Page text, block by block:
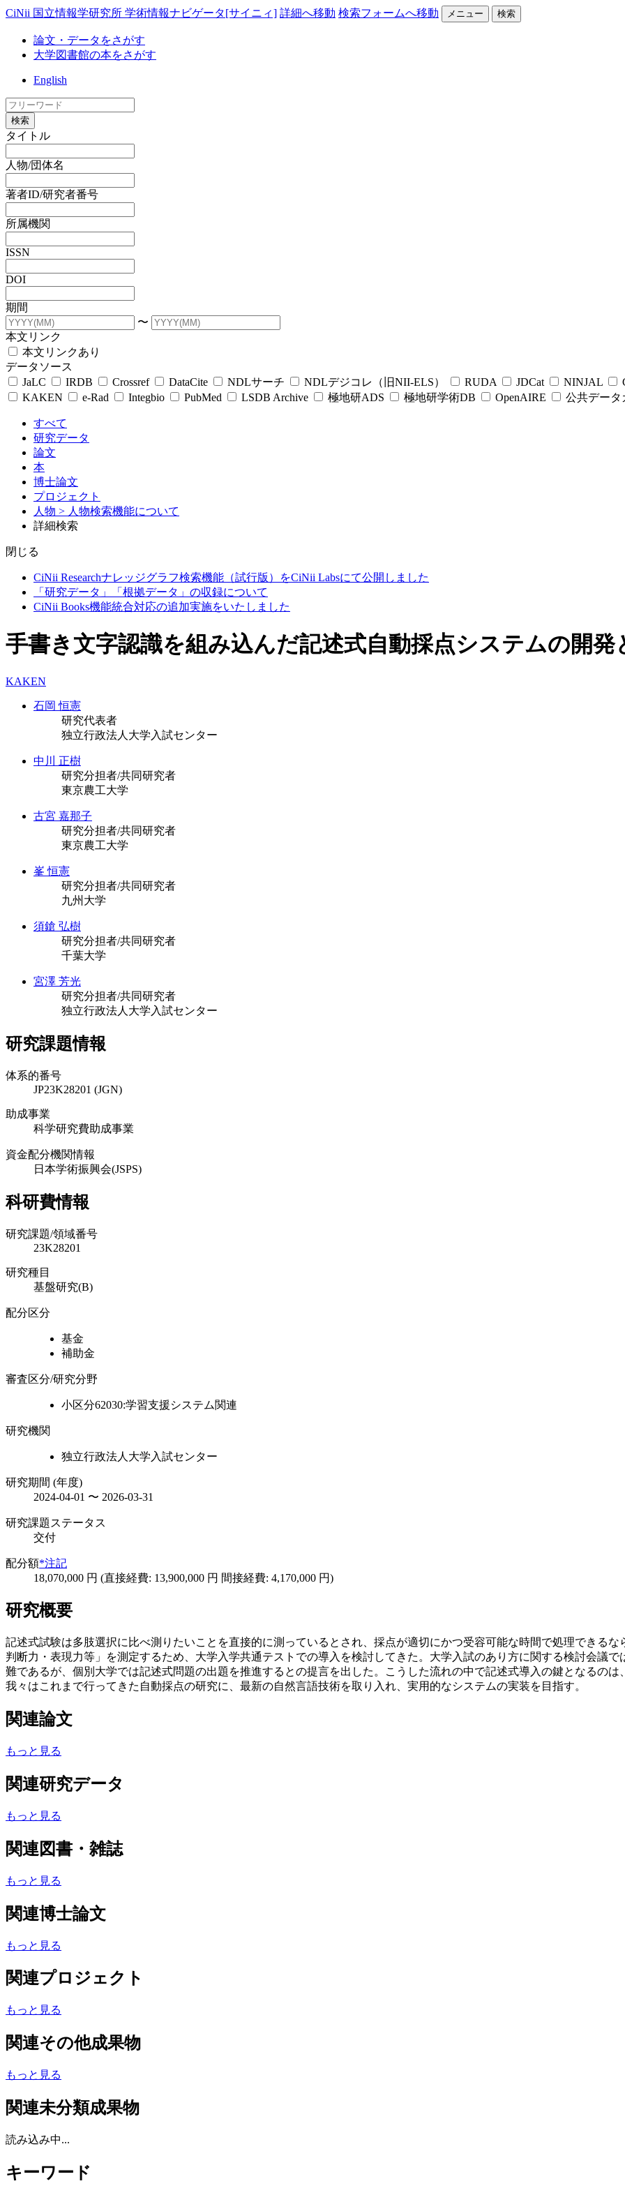
CiNii 国立情報学研究所 学術情報ナビゲータ[サイニィ] 詳細へ移動 検索フォームへ移動 メニュー 検索
論文・データをさがす
大学図書館の本をさがす
English
検索
タイトル
人物/団体名
著者ID/研究者番号
所属機関
ISSN
DOI
期間
〜
本文リンク
本文リンクあり
データソース
JaLC
IRDB Crossref DataCite NDLサーチ NDLデジコレ（旧NII-ELS） RUDA JDCat NINJAL
KAKEN
e-Rad Integbio PubMed LSDB Archive 極地研ADS 極地研学術DB OpenAIRE 公共データ
すべて
研究データ
論文
本
博士論文
プロジェクト
人物 > 人物検索機能について
詳細検索
閉じる
CiNii Researchナレッジグラフ検索機能（試行版）をCiNii Labsにて公開しました
「研究データ」「根拠データ」の収録について
CiNii Books機能統合対応の追加実施をいたしました
手書き文字認識を組み込んだ記述式自動採点システムの開発
KAKEN
石岡 恒憲
研究代表者
独立行政法人大学入試センター
中川 正樹
研究分担者/共同研究者
東京農工大学
古宮 嘉那子
研究分担者/共同研究者
東京農工大学
峯 恒憲
研究分担者/共同研究者
九州大学
須鎗 弘樹
研究分担者/共同研究者
千葉大学
宮澤 芳光
研究分担者/共同研究者
独立行政法人大学入試センター
研究課題情報
体系的番号
JP23K28201 (JGN)
助成事業
科学研究費助成事業
資金配分機関情報
日本学術振興会(JSPS)
科研費情報
研究課題/領域番号
23K28201
研究種目
基盤研究(B)
配分区分
基金
補助金
審査区分/研究分野
小区分62030:学習支援システム関連
研究機関
独立行政法人大学入試センター
研究期間 (年度)
2024-04-01 〜 2026-03-31
研究課題ステータス
交付
配分額*注記
18,070,000 円 (直接経費: 13,900,000 円 間接経費: 4,170,000 円)
研究概要
記述式試験は多肢選択に比べ測りたいことを直接的に測っているとされ、採点が適切にかつ受容可能な時間で処理できる
判断力・表現力等」を測定するため、大学入学共通テストでの導入を検討してきた。大学入試のあり方に関する検討会議
難であるが、個別大学では記述式問題の出題を推進するとの提言を出した。こうした流れの中で記述式導入の鍵となるの
我々はこれまで行ってきた自動採点の研究に、最新の自然言語技術を取り入れ、実用的なシステムの実装を目指す。
関連論文
もっと見る
関連研究データ
もっと見る
関連図書・雑誌
もっと見る
関連博士論文
もっと見る
関連プロジェクト
もっと見る
関連その他成果物
もっと見る
関連未分類成果物
読み込み中...
キーワード